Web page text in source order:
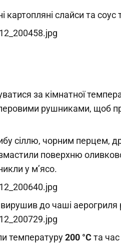
слайси та соус
за кімнатної
рушниками, щоб
сіллю, чорним перцем,
поверхню
у м’ясо.
до чаші аерогриля
температуру200 °Cта